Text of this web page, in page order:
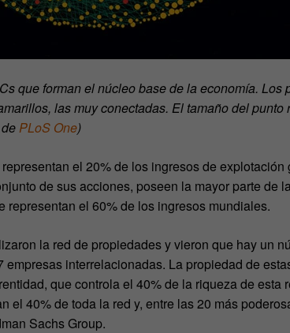
que forman el núcleo base de la economía. Los
las muy conectadas. El tamaño del
PLoS One)
el 20% de los ingresos de
de sus acciones, poseen la mayor parte de
representan el 60% de los ingresos mundiales.
la red de propiedades y vieron que hay un
empresas interrelacionadas. La propiedad de
que controla el 40% de la riqueza de esta
el 40% de toda la red y, entre las 20 más
Sachs Group.